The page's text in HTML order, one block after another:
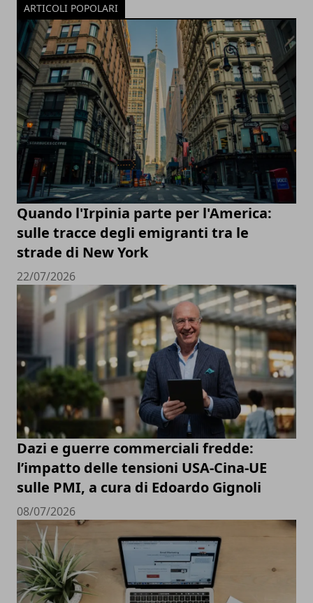
ARTICOLI POPOLARI
Quando l'Irpinia parte per l'America:
sulle tracce degli emigranti tra le
strade di New York
22/07/2026
Dazi e guerre commerciali fredde:
l’impatto delle tensioni USA-Cina-UE
sulle PMI, a cura di Edoardo Gignoli
08/07/2026